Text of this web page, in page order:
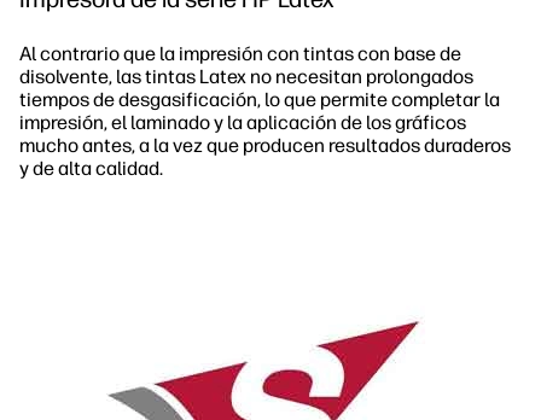
Al contrario que la impresión con tintas con base de
disolvente, las tintas Latex no necesitan prolongados
tiempos de desgasificación, lo que permite completar la
impresión, el laminado y la aplicación de los gráficos
mucho antes, a la vez que producen resultados duraderos
y de alta calidad.